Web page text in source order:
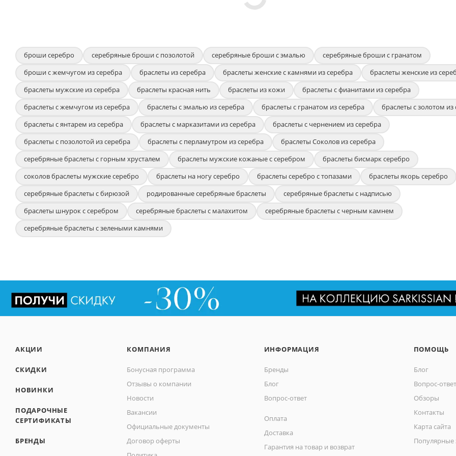
броши серебро серебряные броши с позолотой серебряные броши с эмалью
серебряные броши с гранатом
броши с жемчугом из серебра
браслеты из серебра браслеты женские с камнями из серебра
браслеты женские из
браслеты мужские из серебра
браслеты красная нить браслеты из кожи
браслеты с фианитами из серебра
браслеты с жемчугом из серебра
браслеты с эмалью из серебра браслеты с гранатом из серебра
браслеты с золотом из
браслеты с янтарем из серебра
браслеты с марказитами из серебра
браслеты с чернением из серебра
браслеты с позолотой из серебра
браслеты с перламутром из серебра
браслеты Соколов из серебра
серебряные браслеты с горным хрусталем
браслеты мужские кожаные с серебром
браслеты бисмарк серебро
соколов браслеты мужские серебро
браслеты на ногу серебро браслеты серебро с топазами
браслеты якорь серебро
серебряные браслеты с бирюзой
родированные серебряные браслеты
серебряные браслеты с надписью
браслеты шнурок с серебром
серебряные браслеты с малахитом
серебряные браслеты с черным камнем
серебряные браслеты с зелеными камнями
АКЦИИ
СКИДКИ
НОВИНКИ
ПОДАРОЧНЫЕ
СЕРТИФИКАТЫ
БРЕНДЫ
КОМПАНИЯ
Бонусная программа
Отзывы о компании
Новости
Вакансии
Официальные документы
Договор оферты
ИНФОРМАЦИЯ
Бренды
Блог
Вопрос-ответ
Оплата
Доставка
Гарантия на товар и возврат
ПОМОЩЬ
Блог
Вопрос-ответ
Обзоры
Контакты
Карта сайта
Популярные